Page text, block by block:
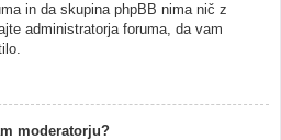
in da skupina phpBB nima nič z
administratorja foruma, da vam
moderatorju?